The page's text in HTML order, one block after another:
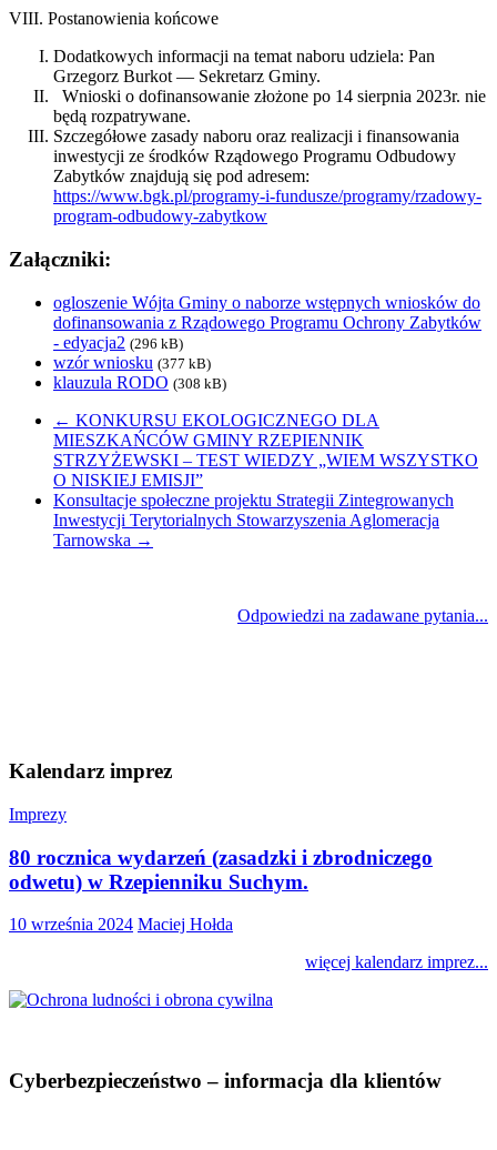
VIII. Postanowienia końcowe
Dodatkowych informacji na temat naboru udziela: Pan
Grzegorz Burkot — Sekretarz Gminy.
Wnioski o dofinansowanie złożone po 14 sierpnia 2023r. nie
będą rozpatrywane.
Szczegółowe zasady naboru oraz realizacji i finansowania
inwestycji ze środków Rządowego Programu Odbudowy
Zabytków znajdują się pod adresem:
https://www.bgk.pl/programy-i-fundusze/programy/rzadowy-
program-odbudowy-zabytkow
Załączniki:
ogloszenie Wójta Gminy o naborze wstępnych wniosków do
dofinansowania z Rządowego Programu Ochrony Zabytków
- edyacja2 (296 kB)
wzór wniosku (377 kB)
klauzula RODO (308 kB)
← KONKURSU EKOLOGICZNEGO DLA
MIESZKAŃCÓW GMINY RZEPIENNIK
STRZYŻEWSKI – TEST WIEDZY „WIEM WSZYSTKO
O NISKIEJ EMISJI”
Konsultacje społeczne projektu Strategii Zintegrowanych
Inwestycji Terytorialnych Stowarzyszenia Aglomeracja
Tarnowska →
Odpowiedzi na zadawane pytania...
Kalendarz imprez
Imprezy
80 rocznica wydarzeń (zasadzki i zbrodniczego
odwetu) w Rzepienniku Suchym.
10 września 2024 Maciej Hołda
więcej kalendarz imprez...
Cyberbezpieczeństwo – informacja dla klientów